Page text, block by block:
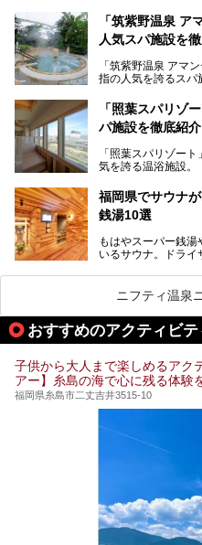
そんな福岡市は、
れるリゾート気分満
いスーパー銭湯を
「筑紫野温泉 ア
人気スパ施設を
「筑紫野温泉 アマ
指の人気を誇るスパ
入浴客で賑わって
そこで今回は、ニフ
ーム・併設するレ
介します！
「照葉スパリゾ
パ施設を徹底紹介
「照葉スパリゾー
気を誇る温浴施設。
常連客で賑わってい
そこで今回は、ニフ
ューズメント・宿
る全貌と魅力を徹底
福岡県でサウナ
銭湯10選
もはやスーパー銭
いるサウナ。ドライ
ペース、ロウリュウ
が充実した施設も
今回はそんなサウ
泉・銭湯・スパを
ニフティ温泉
おすすめのアクティビテ
子供から大人まで楽しめるア
アー】糸島の海で心に残る体験
福岡県糸島市二丈吉井3515-10